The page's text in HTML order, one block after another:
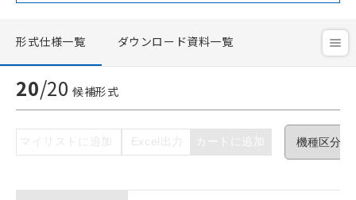
形式仕様一覧 ダウンロード資料一覧
20/20 候補形式
マイリストに追加 Excel出力 カートに追加